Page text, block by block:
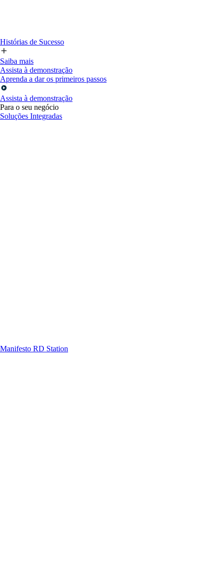
Histórias de Sucesso
Saiba mais
Assista à demonstração
Aprenda a dar os primeiros passos
Assista à demonstração
Para o seu negócio
Soluções Integradas
Manifesto RD Station